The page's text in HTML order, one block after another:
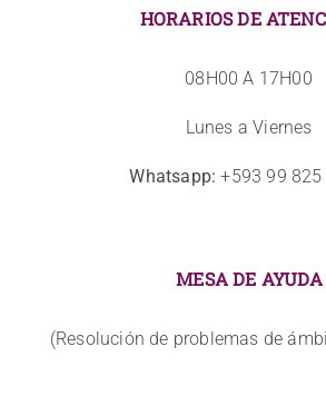
HORARIOS DE
08H00 A 17H00
Lunes a Viernes
Whatsapp: +593 99 825
MESA DE AYUDA
(Resolución de problemas de